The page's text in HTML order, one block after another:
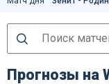
Прогнозы на